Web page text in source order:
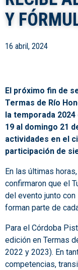
Y
16 abril, 2024
El próximo fin de
Termas de Río
la temporada
19 al domingo 21
actividades en el
participación de
En las últimas
confirmaron que el
del evento junto
forman parte de
Para el Córdoba
edición en Termas
2022 y 2023). En
competencias,